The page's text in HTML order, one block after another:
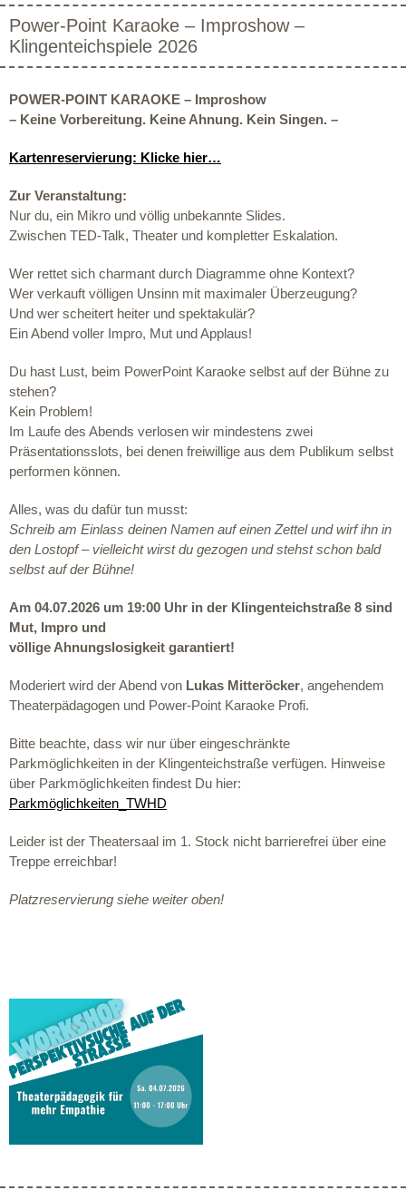
Power-Point Karaoke – Improshow –
Klingenteichspiele 2026
POWER-POINT KARAOKE – Improshow
– Keine Vorbereitung. Keine Ahnung. Kein Singen. –
Kartenreservierung: Klicke hier…
Zur Veranstaltung:
Nur du, ein Mikro und völlig unbekannte Slides.
Zwischen TED-Talk, Theater und kompletter Eskalation.
Wer rettet sich charmant durch Diagramme ohne Kontext?
Wer verkauft völligen Unsinn mit maximaler Überzeugung?
Und wer scheitert heiter und spektakulär?
Ein Abend voller Impro, Mut und Applaus!
Du hast Lust, beim PowerPoint Karaoke selbst auf der Bühne zu
stehen?
Kein Problem!
Im Laufe des Abends verlosen wir mindestens zwei
Präsentationsslots, bei denen freiwillige aus dem Publikum selbst
performen können.
Alles, was du dafür tun musst:
Schreib am Einlass deinen Namen auf einen Zettel und wirf ihn in
den Lostopf – vielleicht wirst du gezogen und stehst schon bald
selbst auf der Bühne!
Am 04.07.2026 um 19:00 Uhr in der Klingenteichstraße 8 sind
Mut, Impro und
völlige Ahnungslosigkeit garantiert!
Moderiert wird der Abend von Lukas Mitteröcker, angehendem
Theaterpädagogen und Power-Point Karaoke Profi.
Bitte beachte, dass wir nur über eingeschränkte
Parkmöglichkeiten in der Klingenteichstraße verfügen. Hinweise
über Parkmöglichkeiten findest Du hier:
Parkmöglichkeiten_TWHD
Leider ist der Theatersaal im 1. Stock nicht barrierefrei über eine
Treppe erreichbar!
Platzreservierung siehe weiter oben!